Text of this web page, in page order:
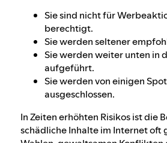
Sie sind nicht für
berechtigt.
Sie werden seltener
Sie werden weiter unten in
aufgeführt.
Sie werden von einigen
ausgeschlossen.
In Zeiten erhöhten Risikos ist die
schädliche Inhalte im Internet oft